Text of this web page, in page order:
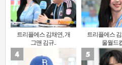
트리플에스 김채연, 개
그맨 김규..
트리플에스
울월드